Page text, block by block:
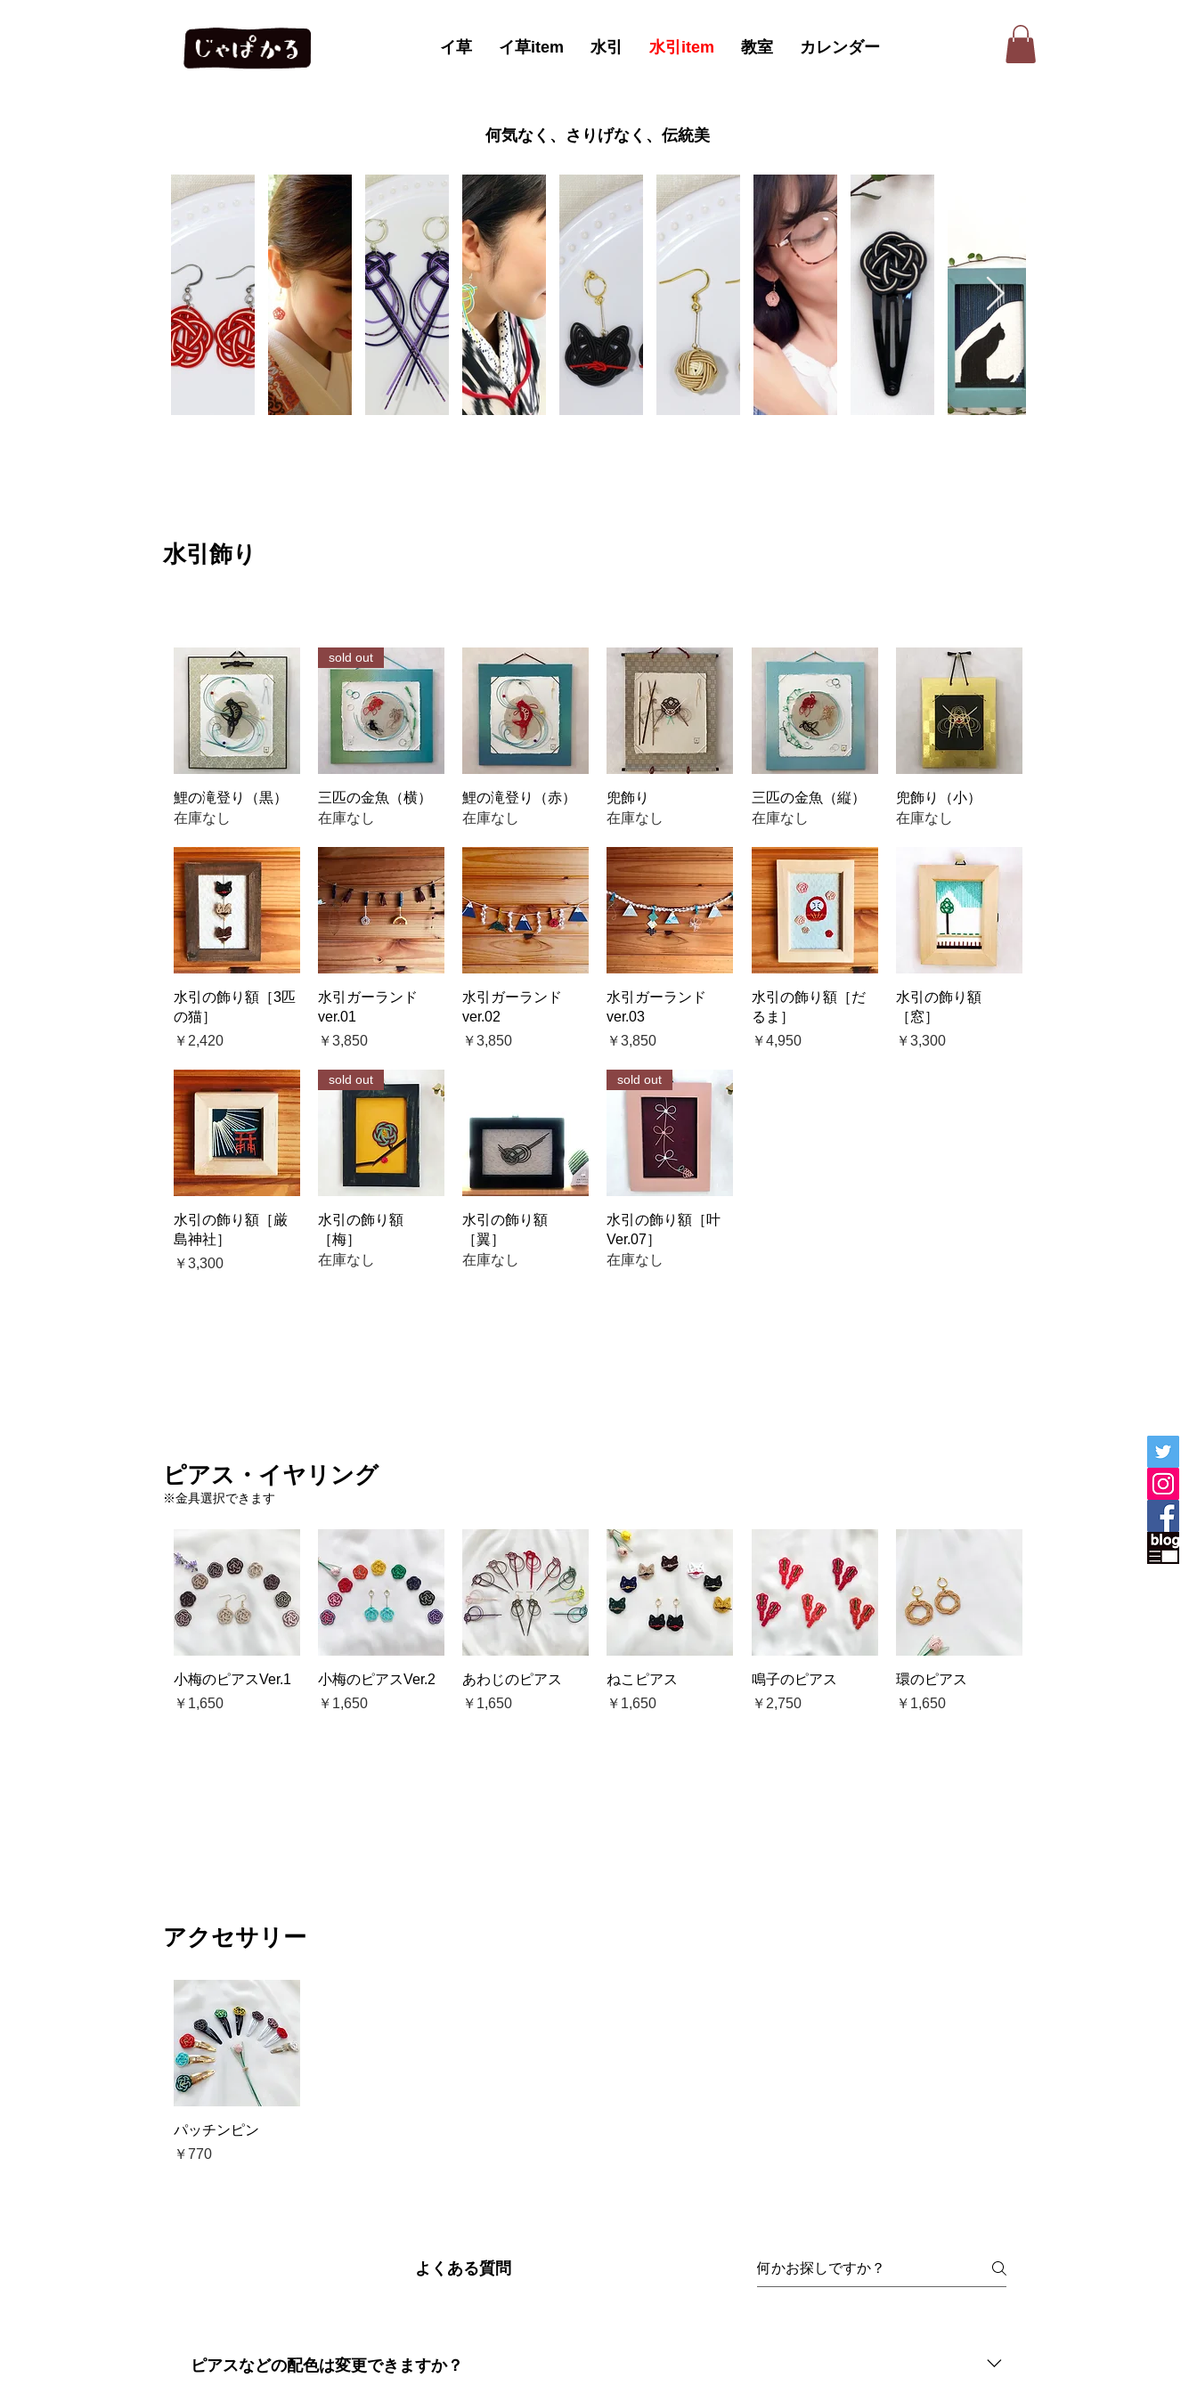
イ草 イ草item 水引 水引item 教室 カレンダー
​何気なく、さりげなく、伝統美
​水引飾り
クイックビュー
鯉の滝登り（黒）
在庫なし
クイックビュー
sold out
三匹の金魚（横）
在庫なし
クイックビュー
鯉の滝登り（赤）
在庫なし
クイックビュー
兜飾り
在庫なし
クイックビュー
三匹の金魚（縦）
在庫なし
クイックビュー
兜飾り（小）
在庫なし
クイックビュー
水引の飾り額［3匹
の猫］
価格
￥2,420
クイックビュー
水引ガーランド
ver.01
価格
￥3,850
クイックビュー
水引ガーランド
ver.02
価格
￥3,850
クイックビュー
水引ガーランド
ver.03
価格
￥3,850
クイックビュー
水引の飾り額［だ
るま］
価格
￥4,950
クイックビュー
水引の飾り額
［窓］
価格
￥3,300
クイックビュー
水引の飾り額［厳
島神社］
価格
￥3,300
クイックビュー
sold out
水引の飾り額
［梅］
在庫なし
クイックビュー
水引の飾り額
［翼］
在庫なし
クイックビュー
sold out
水引の飾り額［叶
Ver.07］
在庫なし
ピアス・イヤリング
※金具選択できます
クイックビュー
小梅のピアスVer.1
価格
￥1,650
クイックビュー
小梅のピアスVer.2
価格
￥1,650
クイックビュー
あわじのピアス
価格
￥1,650
クイックビュー
ねこピアス
価格
￥1,650
クイックビュー
鳴子のピアス
価格
￥2,750
クイックビュー
環のピアス
価格
￥1,650
アクセサリー
クイックビュー
パッチンピン
価格
￥770
よくある質問
ピアスなどの配色は変更できますか？